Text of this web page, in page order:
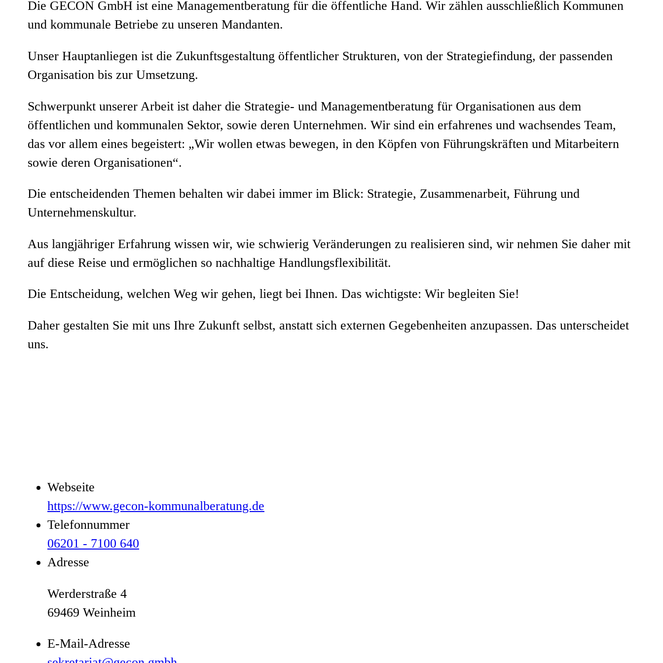
Die GECON GmbH ist eine Managementberatung für die öffentliche Hand. Wir zählen ausschließlich Kommunen
und kommunale Betriebe zu unseren Mandanten.
Unser Hauptanliegen ist die Zukunftsgestaltung öffentlicher Strukturen, von der Strategiefindung, der passenden
Organisation bis zur Umsetzung.
Schwerpunkt unserer Arbeit ist daher die Strategie- und Managementberatung für Organisationen aus dem
öffentlichen und kommunalen Sektor, sowie deren Unternehmen. Wir sind ein erfahrenes und wachsendes Team,
das vor allem eines begeistert: „Wir wollen etwas bewegen, in den Köpfen von Führungskräften und Mitarbeitern
sowie deren Organisationen“.
Die entscheidenden Themen behalten wir dabei immer im Blick: Strategie, Zusammenarbeit, Führung und
Unternehmenskultur.
Aus langjähriger Erfahrung wissen wir, wie schwierig Veränderungen zu realisieren sind, wir nehmen Sie daher mit
auf diese Reise und ermöglichen so nachhaltige Handlungsflexibilität.
Die Entscheidung, welchen Weg wir gehen, liegt bei Ihnen. Das wichtigste: Wir begleiten Sie!
Daher gestalten Sie mit uns Ihre Zukunft selbst, anstatt sich externen Gegebenheiten anzupassen. Das unterscheidet
uns.
Webseite
https://www.gecon-kommunalberatung.de
Telefonnummer
06201 - 7100 640
Adresse
Werderstraße 4
69469 Weinheim
E-Mail-Adresse